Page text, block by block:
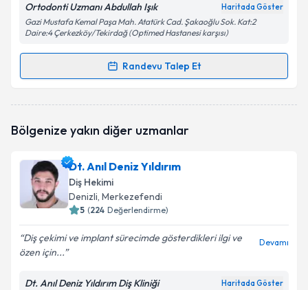
Kişisel verilerimin işlenmesine ilişkin
Aydınlatma
Metni'ni okudum ve kişisel verilerimin belirtilen
kapsamda işlenmesini kabul ediyorum.
Takvim Talebini Gönder
Ortodonti Uzmanı Abdullah Işık Haritada Göster
Gazi Mustafa Kemal Paşa Mah. Atatürk Cad. Şakaoğlu Sok. Kat:2
Daire:4 Çerkezköy/Tekirdağ (Optimed Hastanesi karşısı)
Randevu Talep Et
Randevu Takvimi Talebi
oluşturun. Size bu uzmandan randevu almanız için bir
E-posta Adresiniz
Kişisel verilerimin işlenmesine ilişkinAydınlatma
Metni
Bölgenize yakın diğer uzmanlar
Dt. Anıl Deniz Yıldırım
Diş Hekimi
Denizli, Merkezefendi
5 (224 Değerlendirme)
Diş çekimi ve implant sürecimde gösterdikleri ilgi ve
özen için...
Devamı
Dt. Anıl Deniz Yıldırım Diş Kliniği Haritada Göster